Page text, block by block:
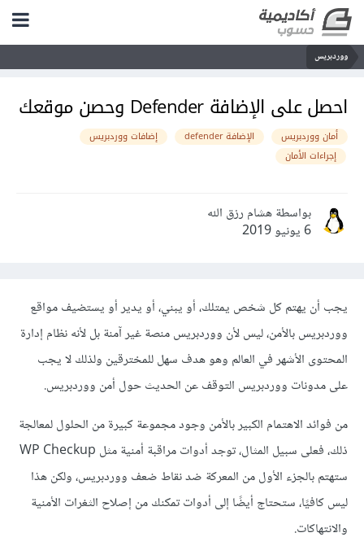
ووردبريس
احصل على الإضافة Defender وحصن موقعك
أمان ووردبريس الإضافة defender
إضافات ووردبريس
إجراءات الأمان
بواسطة هشام رزق الله
6 يونيو 2019
يجب أن يهتم كل شخص يمتلك، أو يبني، أو يدير أو يستضيف مواقع
ووردبريس بالأمن، ليس لأن ووردبريس منصة غير آمنة بل لأنه نظام إدارة
المحتوى الأشهر في العالم وهو هدف سهل للمخترقين ولذلك لا يجب
على مدونات ووردبريس التوقف عن الحديث حول أمن ووردبريس.
من فوائد الاهتمام الكبير بالأمن وجود مجموعة كبيرة من الحلول لمعالجة
ذلك، فعلى سبيل المثال، توجد أدوات مراقبة أمنية مثل WP Checkup
ستهتم بالجزء الأول من المعركة ضد نقاط ضعف ووردبريس، ولكن هذا
ليس كافيًا، ستحتاج أيضًا إلى أدوات تمكنك من إصلاح الثغرات الأمنية
والانتهاكات.